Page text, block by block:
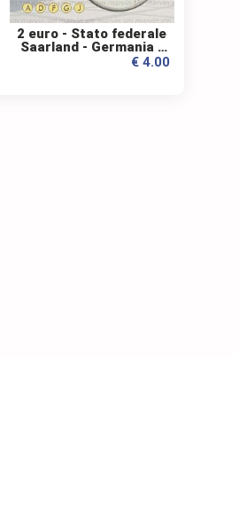
2 euro - Stato federale
Saarland - Germania -
€ 4.00